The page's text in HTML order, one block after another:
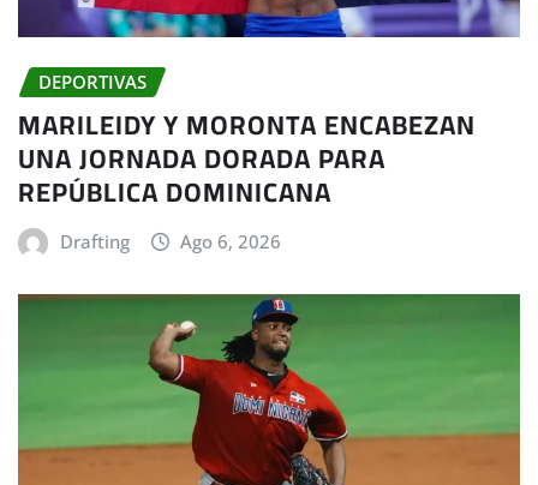
DEPORTIVAS
MARILEIDY Y MORONTA ENCABEZAN
UNA JORNADA DORADA PARA
REPÚBLICA DOMINICANA
Drafting Ago 6, 2026